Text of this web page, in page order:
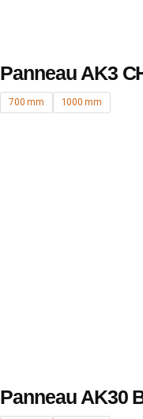
Panneau AK3
700 mm 1000 mm
Panneau AK30